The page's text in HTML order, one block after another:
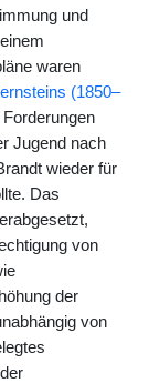
und
waren
(1850–
Jugend nach
wieder für
Das
von
der
von